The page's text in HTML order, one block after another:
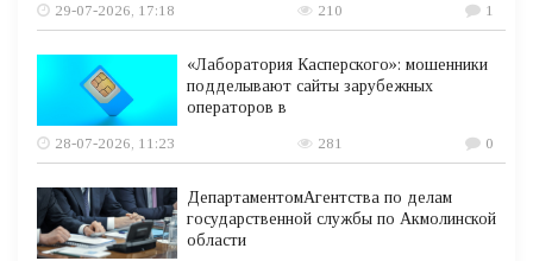
29-07-2026, 17:18 210 1
«Лаборатория Касперского»: мошенники
подделывают сайты зарубежных
операторов в
28-07-2026, 11:23
281 0
ДепартаментомАгентства по делам
государственной службы по Акмолинской
области